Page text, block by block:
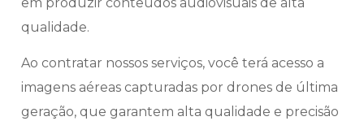
qualidade.
Ao contratar nossos serviços, você terá acesso a
imagens aéreas capturadas por drones de última
geração, que garantem alta qualidade e precisão